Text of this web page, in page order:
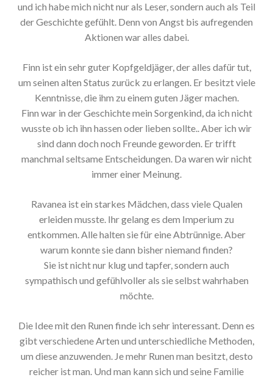
und ich habe mich nicht nur als Leser, sondern auch als Teil
der Geschichte gefühlt. Denn von Angst bis aufregenden
Aktionen war alles dabei.
Finn ist ein sehr guter Kopfgeldjäger, der alles dafür tut,
um seinen alten Status zurück zu erlangen. Er besitzt viele
Kenntnisse, die ihm zu einem guten Jäger machen.
Finn war in der Geschichte mein Sorgenkind, da ich nicht
wusste ob ich ihn hassen oder lieben sollte.. Aber ich wir
sind dann doch noch Freunde geworden. Er trifft
manchmal seltsame Entscheidungen. Da waren wir nicht
immer einer Meinung.
Ravanea ist ein starkes Mädchen, dass viele Qualen
erleiden musste. Ihr gelang es dem Imperium zu
entkommen. Alle halten sie für eine Abtrünnige. Aber
warum konnte sie dann bisher niemand finden?
Sie ist nicht nur klug und tapfer, sondern auch
sympathisch und gefühlvoller als sie selbst wahrhaben
möchte.
Die Idee mit den Runen finde ich sehr interessant. Denn es
gibt verschiedene Arten und unterschiedliche Methoden,
um diese anzuwenden. Je mehr Runen man besitzt, desto
reicher ist man. Und man kann sich und seine Familie